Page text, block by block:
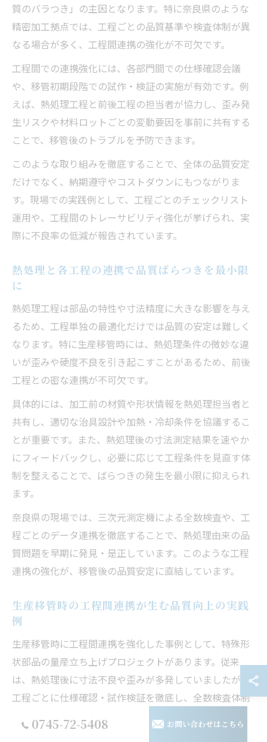
質のバラつき」の主因となります。特に奈良県のような
精密加工拠点では、工程ごとの品質基準や検査体制が異
なる場合が多く、工程間連携の強化が不可欠です。
工程間での連携強化には、各部門間での仕様確認会議
や、移管初期段階での試作・検証の実施が有効です。例
えば、熱処理工程と前後工程の担当者が協力し、歪み発
生リスクや材料ロットごとの変動要因を事前に共有する
ことで、移管後のトラブルを予防できます。
このような取り組みを徹底することで、全体の品質安定
だけでなく、納期遵守やコストダウンにもつながりま
す。現場での実践例として、工程ごとのチェックリスト
運用や、工程間のトレーサビリティ強化が挙げられ、実
際に不良率の低減が報告されています。
熱処理と各工程の連携で品質ばらつきを最小限
に
熱処理工程は部品の特性や寸法精度に大きな影響を与え
るため、工程単独の最適化だけでは品質の安定は難しく
なります。特に生産移管時には、熱処理条件の微妙な違
いが歪みや硬度不良を引き起こすことがあるため、前後
工程との密な連携が不可欠です。
具体的には、加工前の材質や形状情報を熱処理担当者と
共有し、適切な治具設計や加熱・冷却条件を協議するこ
とが重要です。また、熱処理後の寸法測定結果を速やか
にフィードバックし、必要に応じて工程条件を見直す体
制を整えることで、ばらつきの発生を最小限に抑えられ
ます。
奈良県の現場では、三次元測定機による全数検査や、工
程ごとのデータ連携を徹底することで、熱処理由来の品
質問題を早期に発見・是正しています。このような工程
連携の強化が、移管後の品質安定に直結しています。
生産移管時の工程間連携が生む品質向上の実践
例
生産移管時に工程間連携を強化した事例として、特殊形
状部品の量産立ち上げプロジェクトがあります。従来
は、熱処理後に寸法不良や歪みが多発していましたが、
工程ごとに仕様確認・試作検証を徹底し、全数検査体制
0745-72-5408 お問い合わせはこちら